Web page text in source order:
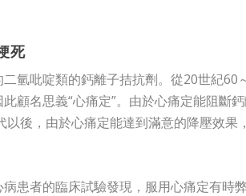
死
氫吡啶類的鈣離子拮抗劑。從20世紀60
顧名思義“心痛定”。由於心痛定能阻斷
後，由於心痛定能達到滿意的降壓效果
患者的臨床試驗發現，服用心痛定有時